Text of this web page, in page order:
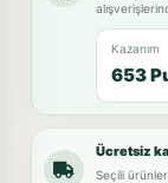
Kazanım
653
Ücretsiz
Seçili